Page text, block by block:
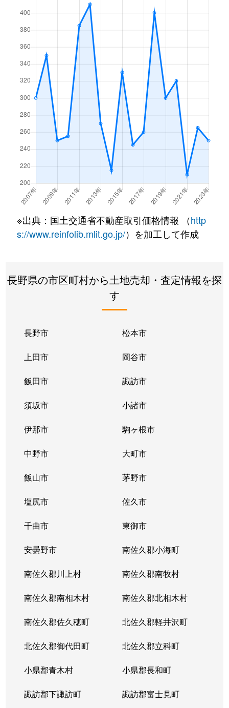
※出典：国土交通省不動産取引価格情報 （http
s://www.reinfolib.mlit.go.jp/）を加工して作成
長野県の市区町村から土地売却・査定情報を探
す
長野市 松本市
上田市 岡谷市
飯田市 諏訪市
須坂市 小諸市
伊那市 駒ヶ根市
中野市 大町市
飯山市 茅野市
塩尻市 佐久市
千曲市 東御市
安曇野市 南佐久郡小海町
南佐久郡川上村 南佐久郡南牧村
南佐久郡南相木村 南佐久郡北相木村
南佐久郡佐久穂町 北佐久郡軽井沢町
北佐久郡御代田町 北佐久郡立科町
小県郡青木村 小県郡長和町
諏訪郡下諏訪町 諏訪郡富士見町